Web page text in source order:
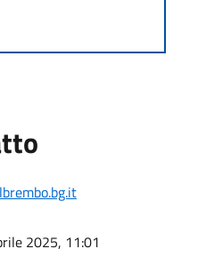
2025, 11:01